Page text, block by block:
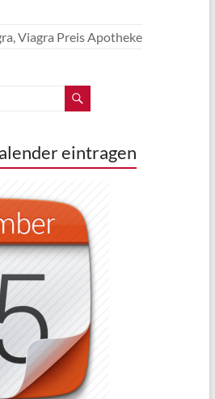
Viagra Preis Apotheke
eintragen